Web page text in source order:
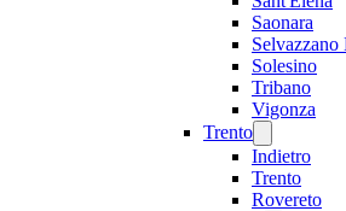
Saonara
Selvazzano
Solesino
Tribano
Vigonza
Trento
Indietro
Trento
Rovereto